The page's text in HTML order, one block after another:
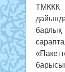
ТМККК